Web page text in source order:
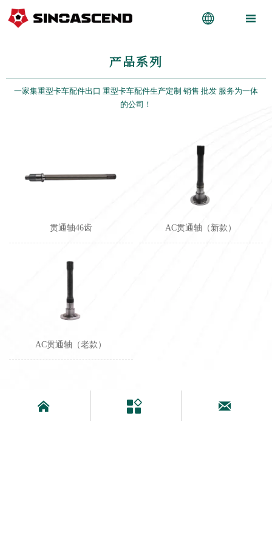
 
产品系列
一家集重型卡车配件出口 重型卡车配件生产定制 销售 批发 服务为一体
的公司！
贯通轴46齿 AC贯通轴（新款）
AC贯通轴（老款）
  